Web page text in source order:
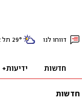
דווחו לנו 29° תל
חדשות ידיעות+
חדשות